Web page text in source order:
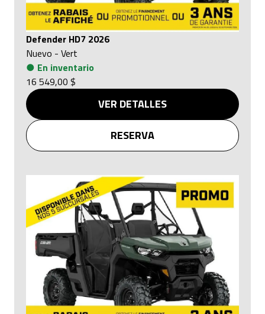
Defender HD7 2026
Nuevo - Vert
● En inventario
16 549,00 $
VER DETALLES
RESERVA